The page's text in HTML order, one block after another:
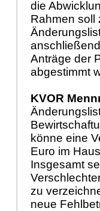
die
Rahmen soll
Anträge der
abgestimmt
KVOR
könne eine
Euro im
Insgesamt
zu
neue